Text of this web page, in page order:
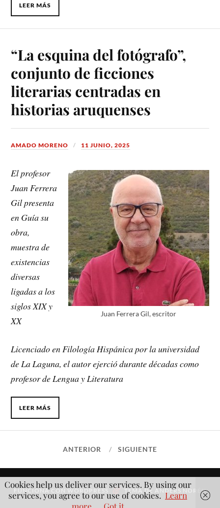
LEER MÁS
“La esquina del fotógrafo”,
conjunto de ficciones
literarias centradas en
historias aruquenses
AMADO MORENO 11 JUNIO, 2025
Juan Ferrera Gil, escritor
El profesor
Juan Ferrera
Gil presenta
en Guía su
obra,
muestra de
existencias
diversas
ligadas a los
siglos XIX y
XX
Licenciado en Filología Hispánica por la universidad
de La Laguna, el autor ejerció durante décadas como
profesor de Lengua y Literatura
LEER MÁS
ANTERIOR SIGUIENTE
FUNCIONA CONWORDPRESS & TEMA DE ANDERS NORÉN
Cookies help us deliver our services. By using our
services, you agree to our use of cookies. Learn